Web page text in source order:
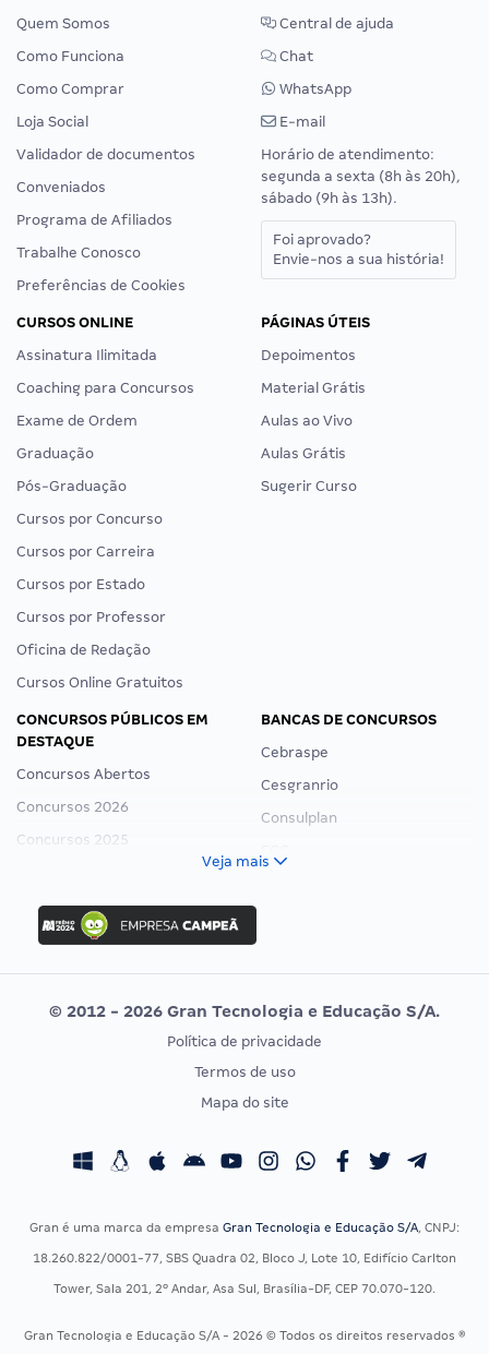
Quem Somos
Como Funciona
Como Comprar
Loja Social
Validador de documentos
Conveniados
Programa de Afiliados
Trabalhe Conosco
Preferências de Cookies
Central de ajuda
Chat
WhatsApp
E-mail
Horário de atendimento:
segunda a sexta (8h às 20h),
sábado (9h às 13h).
Foi aprovado?
Envie-nos a sua história!
CURSOS ONLINE
Assinatura Ilimitada
Coaching para Concursos
Exame de Ordem
Graduação
Pós-Graduação
Cursos por Concurso
Cursos por Carreira
Cursos por Estado
Cursos por Professor
Oficina de Redação
Cursos Online Gratuitos
PÁGINAS ÚTEIS
Depoimentos
Material Grátis
Aulas ao Vivo
Aulas Grátis
Sugerir Curso
CONCURSOS PÚBLICOS EM
DESTAQUE
Concursos Abertos
Concursos 2026
Concursos 2025
Concurso Ibama
Concurso MPU
Editais publicados
BANCAS DE CONCURSOS
Cebraspe
Cesgranrio
Consulplan
Vunesp
CONCURSOS POR PROFISSÃO
Concursos Fiscais
Residência Multiprofissional
EXAME DE ORDEM
Calendário OAB
Veja mais
© 2012 - 2026 Gran Tecnologia e Educação S/A.
Política de privacidade
Termos de uso
Mapa do site
Gran é uma marca da empresa Gran Tecnologia e Educação S/A, CNPJ:
18.260.822/0001-77, SBS Quadra 02, Bloco J, Lote 10, Edifício Carlton
Tower, Sala 201, 2º Andar, Asa Sul, Brasília-DF, CEP 70.070-120.
Gran Tecnologia e Educação S/A - 2026 © Todos os direitos reservados ®